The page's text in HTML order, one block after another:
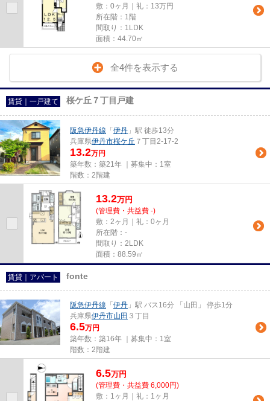
敷：0ヶ月｜礼：13万円
所在階：1階
間取り：1LDK
面積：44.70㎡
全4件を表示する
賃貸｜一戸建て 桜ケ丘７丁目戸建
阪急伊丹線 「 伊丹 」駅 徒歩13分
兵庫県伊丹市桜ケ丘 ７丁目2-17-2
13.2万円
築年数：築21年 ｜募集中： 1室
階数：2階建
13.2万円
(管理費・共益費 -)
敷：2ヶ月｜礼：0ヶ月
所在階：-
間取り：2LDK
面積：88.59㎡
賃貸｜アパート fonte
阪急伊丹線 「 伊丹 」駅 バス16分 「山田」 停歩1分
兵庫県伊丹市山田 ３丁目
6.5万円
築年数：築16年 ｜募集中： 1室
階数：2階建
6.5万円
(管理費・共益費 6,000円)
敷：1ヶ月｜礼：1ヶ月